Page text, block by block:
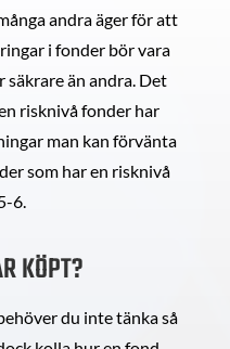
andra äger för att
i fonder bör vara
säkrare än andra. Det
risknivå fonder har
man kan förvänta
som har en risknivå
6.
KÖPT?
du inte tänka så